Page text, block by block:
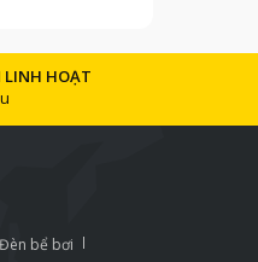
HOẠT
Đèn bể bơi